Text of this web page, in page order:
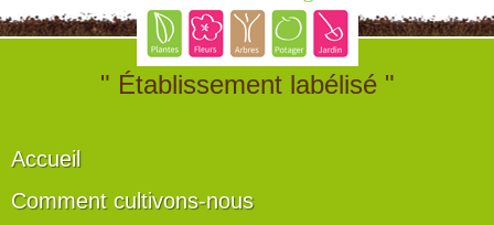
" Établissement labélisé "
Accueil
Comment cultivons-nous